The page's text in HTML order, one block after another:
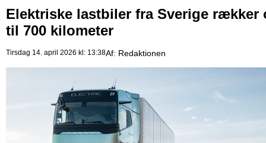
Elektriske lastbiler fra Sverige rækker
til 700 kilometer
Tirsdag 14. april 2026 kl: 13:38Af: Redaktionen